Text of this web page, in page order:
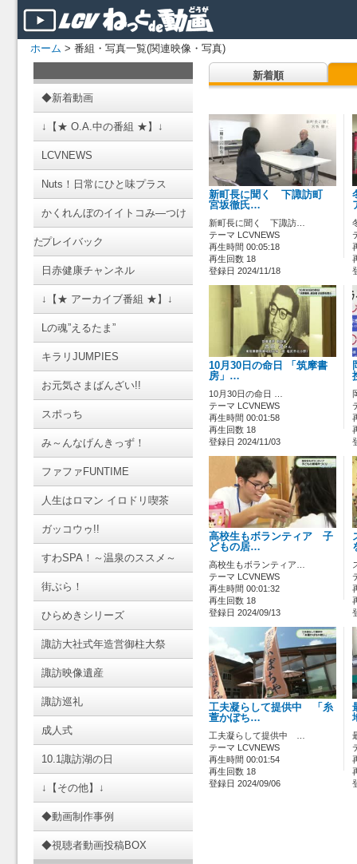
ホーム > 番組・写真一覧(関連映像・写真)
◆新着動画
↓【★ O.A.中の番組 ★】↓
LCVNEWS
Nuts！日常にひと味プラス
かくれんぼのイイトコみ―つけ
たプレイバック
日赤健康チャンネル
↓【★ アーカイブ番組 ★】↓
Lの魂”えるたま”
キラリJUMPIES
お元気さまばんざい!!
スポっち
み～んなげんきっず！
ファファFUNTIME
人生はロマン イロドリ喫茶
ガッコウゥ!!
すわSPA！～温泉のススメ～
街ぶら！
ひらめきシリーズ
諏訪大社式年造営御柱大祭
諏訪映像遺産
諏訪巡礼
成人式
10.1諏訪湖の日
↓【その他】↓
◆動画制作事例
◆視聴者動画投稿BOX
新着順
新町長に聞く 下諏訪町
宮坂徹氏…
新町長に聞く 下諏訪…
テーマ LCVNEWS
再生時間 00:05:18
再生回数 18
登録日 2024/11/18
10月30日の命日 「筑摩書
房」…
10月30日の命日 …
テーマ LCVNEWS
再生時間 00:01:58
再生回数 18
登録日 2024/11/03
高校生もボランティア 子
どもの居…
高校生もボランティア…
テーマ LCVNEWS
再生時間 00:01:32
再生回数 18
登録日 2024/09/13
工夫凝らして提供中 「糸
萱かぼち…
工夫凝らして提供中 …
テーマ LCVNEWS
再生時間 00:01:54
再生回数 18
登録日 2024/09/06